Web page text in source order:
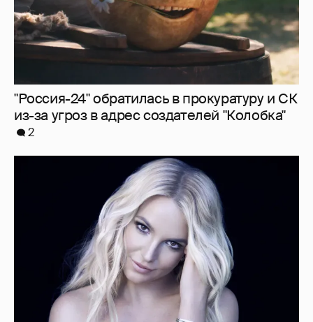
"Я ангел, и это больно". Бритни Спирс
раскритиковала родителей, шоу-бизнес и
себя — за то, что "провалилась как мать"